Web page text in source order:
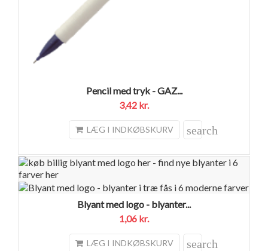
Pencil med tryk - GAZ...
3,42 kr.
LÆG I INDKØBSKURV search
Blyant med logo - blyanter...
1,06 kr.
LÆG I INDKØBSKURV search